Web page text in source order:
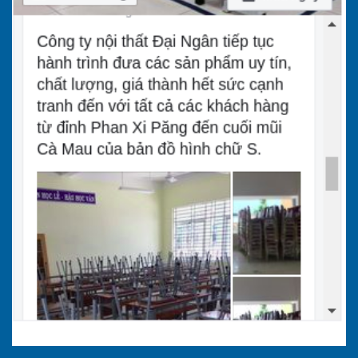
3.3 Màu sắc và thiết kế
Màu sắc của bàn học trẻ em mẫu giáo không
chỉ mang tính thẩm mỹ mà còn tác động đến
tâm lý và khả năng sáng tạo của trẻ.
Màu sắc:Các nghiên cứu về tâm lý học
màu sắc cho thấy những gam màu tươi
sáng như xanh lá, vàng, xanh dương, cam
có khả năng kích thích sự sáng tạo, tăng
cường năng lượng tích cực và giúp trẻ cảm
thấy hứng thú hơn với việc học.
Một chiếc bàn học trẻ em mẫu
giáo nên có thiết kế thông minh, tích hợp
các hộc tủ hoặc ngăn kéo nhỏ. Điều này
không chỉ giúp không gian gọn gàng mà
còn dạy trẻ thói quen tự sắp xếp, quản lý đồ